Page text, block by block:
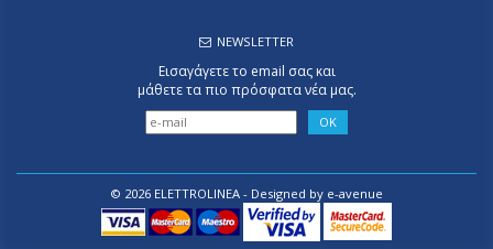
NEWSLETTER
Εισαγάγετε το email σας και
μάθετε τα πιο πρόσφατα νέα μας.
© 2026 ELETTROLINEA - Designed by e-avenue